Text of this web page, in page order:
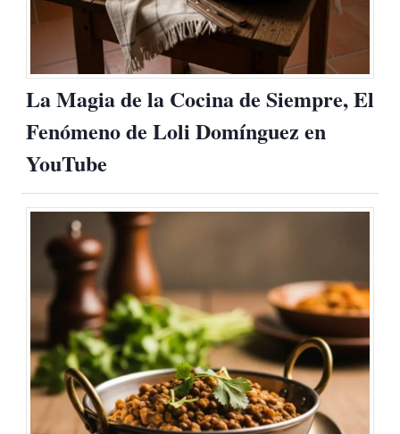
La Magia de la Cocina de Siempre, El
Fenómeno de Loli Domínguez en
YouTube